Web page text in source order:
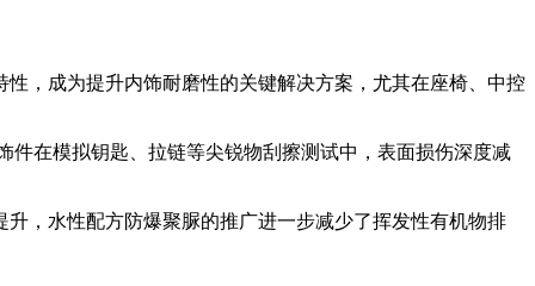
性，成为提升内饰耐磨性的关键解决方案，尤其在座椅、中控
在模拟钥匙、拉链等尖锐物刮擦测试中，表面损伤深度减
，水性配方防爆聚脲的推广进一步减少了挥发性有机物排